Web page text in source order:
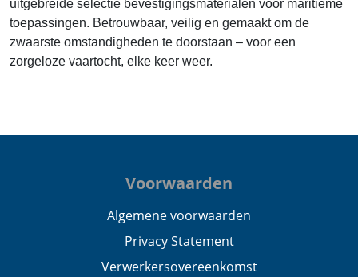
uitgebreide selectie bevestigingsmaterialen voor maritieme
toepassingen. Betrouwbaar, veilig en gemaakt om de
zwaarste omstandigheden te doorstaan – voor een
zorgeloze vaartocht, elke keer weer.
Voorwaarden
Algemene voorwaarden
Privacy Statement
Verwerkersovereenkomst